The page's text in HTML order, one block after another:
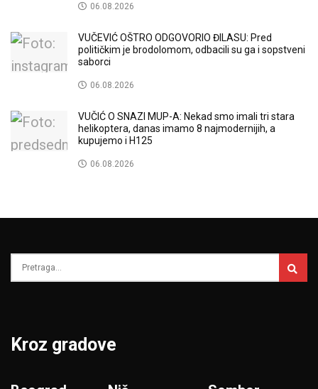
06.08.2026
VUČEVIĆ OŠTRO ODGOVORIO ĐILASU: Pred
političkim je brodolomom, odbacili su ga i sopstveni
saborci
06.08.2026
VUČIĆ O SNAZI MUP-A: Nekad smo imali tri stara
helikoptera, danas imamo 8 najmodernijih, a
kupujemo i H125
06.08.2026
Kroz gradove